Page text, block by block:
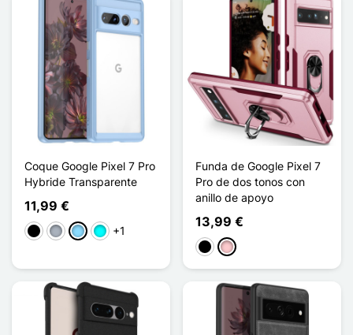
Coque Google Pixel 7 Pro
Hybride Transparente
11,99 €
NegroGris Azul claro
Cian+1
Funda de Google Pixel 7
Pro de dos tonos con
anillo de apoyo
13,99 €
NegroRosa